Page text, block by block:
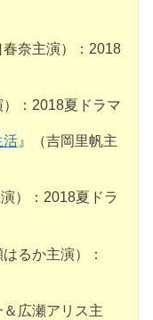
春奈主演）：2018
：2018夏ドラマ
活』（吉岡里帆主
）：2018夏ドラ
るか主演）：
＆広瀬アリス主